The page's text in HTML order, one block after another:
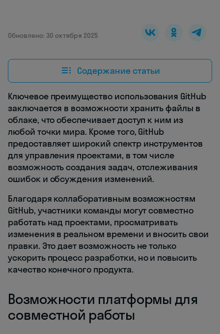
Обновлено: 30 октября 2025
Содержание статьи
Ключевое преимущество использования GitHub
заключается в возможности хранить файлы в
облаке, что обеспечивает доступ к ним из
любой точки мира. Кроме того, GitHub
предоставляет широкий спектр инструментов
для управления проектами, в том числе
возможность создания задач, отслеживания
ошибок и обсуждения изменений.
Благодаря коллаборативным возможностям
GitHub, участники команды могут совместно
работать над проектами, просматривать
изменения в реальном времени и вносить свои
правки. Это дает возможность не только
ускорить процесс разработки, но и повысить
качество конечного продукта.
Возможности платформы для
совместной работы